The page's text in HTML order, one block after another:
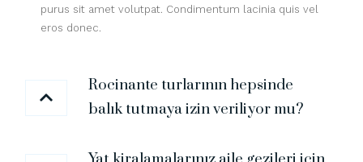
purus sit amet volutpat. Condimentum lacinia quis vel
eros donec.
Rocinante turlarının hepsinde
balık tutmaya izin veriliyor mu?